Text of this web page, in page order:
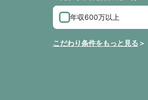
年収600万以上
こだわり条件をもっと見る